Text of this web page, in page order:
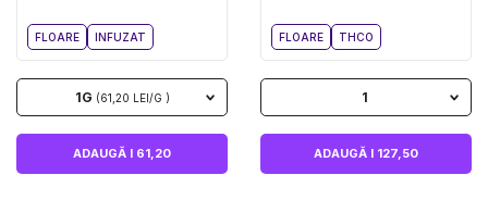
FLOARE INFUZAT
1G (61,20 LEI/G )
ADAUGĂ I 61,20
FLOARE THCO
1
ADAUGĂ I 127,50